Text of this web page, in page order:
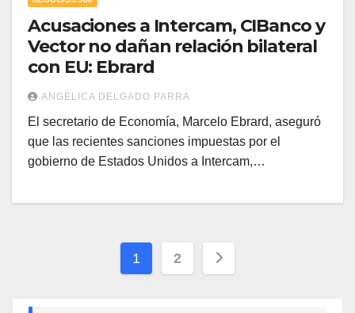
Acusaciones a Intercam, CIBanco y
Vector no dañan relación bilateral
con EU: Ebrard
ANGÉLICA DELGADO PARRA
El secretario de Economía, Marcelo Ebrard, aseguró
que las recientes sanciones impuestas por el
gobierno de Estados Unidos a Intercam,…
Paginación
1 2